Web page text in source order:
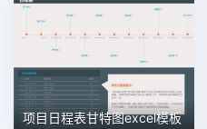
项目日程表甘特图excel模板